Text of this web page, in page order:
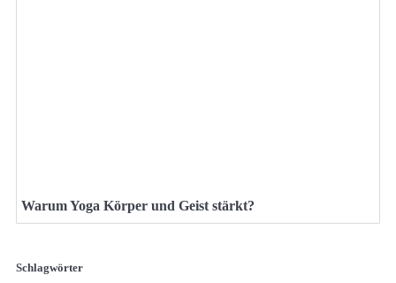
Warum Yoga Körper und Geist stärkt?
Schlagwörter